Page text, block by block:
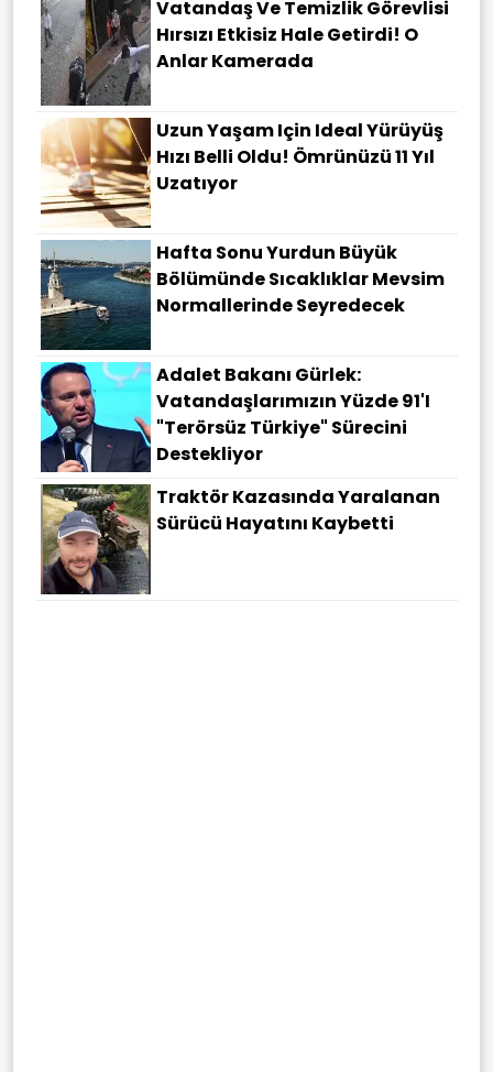
Vatandaş Ve Temizlik Görevlisi
Hırsızı Etkisiz Hale Getirdi! O
Anlar Kamerada
Uzun Yaşam Için Ideal Yürüyüş
Hızı Belli Oldu! Ömrünüzü 11 Yıl
Uzatıyor
Hafta Sonu Yurdun Büyük
Bölümünde Sıcaklıklar Mevsim
Normallerinde Seyredecek
Adalet Bakanı Gürlek:
Vatandaşlarımızın Yüzde 91'i
"Terörsüz Türkiye" Sürecini
Destekliyor
Traktör Kazasında Yaralanan
Sürücü Hayatını Kaybetti